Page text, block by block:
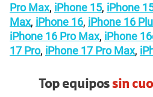
Pro Max, iPhone 15, iPhone
Max, iPhone 16, iPhone 16
iPhone 16 Pro Max, iPhone
17 Pro, iPhone 17 Pro Max,
Top equipossin